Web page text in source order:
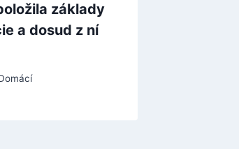
základy
a dosud z ní